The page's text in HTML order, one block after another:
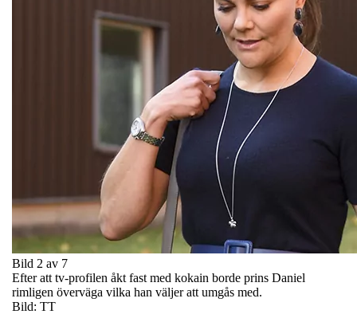
Bild 2 av 7
Efter att tv-profilen åkt fast med kokain borde prins Daniel
rimligen överväga vilka han väljer att umgås med.
Bild: TT